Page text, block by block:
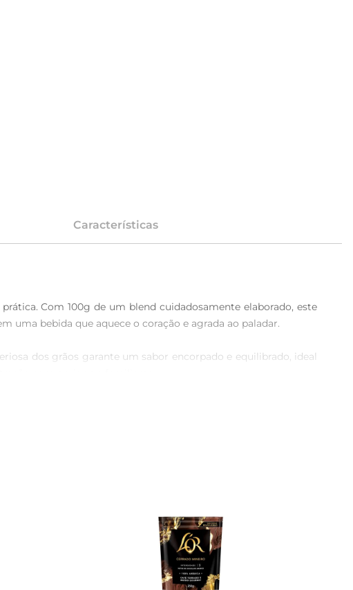
Características
Com 100g de um blend cuidadosamente elaborado, este
uma bebida que aquece o coração e agrada ao paladar.
dos grãos garante um sabor encorpado e equilibrado, ideal
e saboroso. Também é uma ótima opção para ser servido
tornando cada momento mais especial.